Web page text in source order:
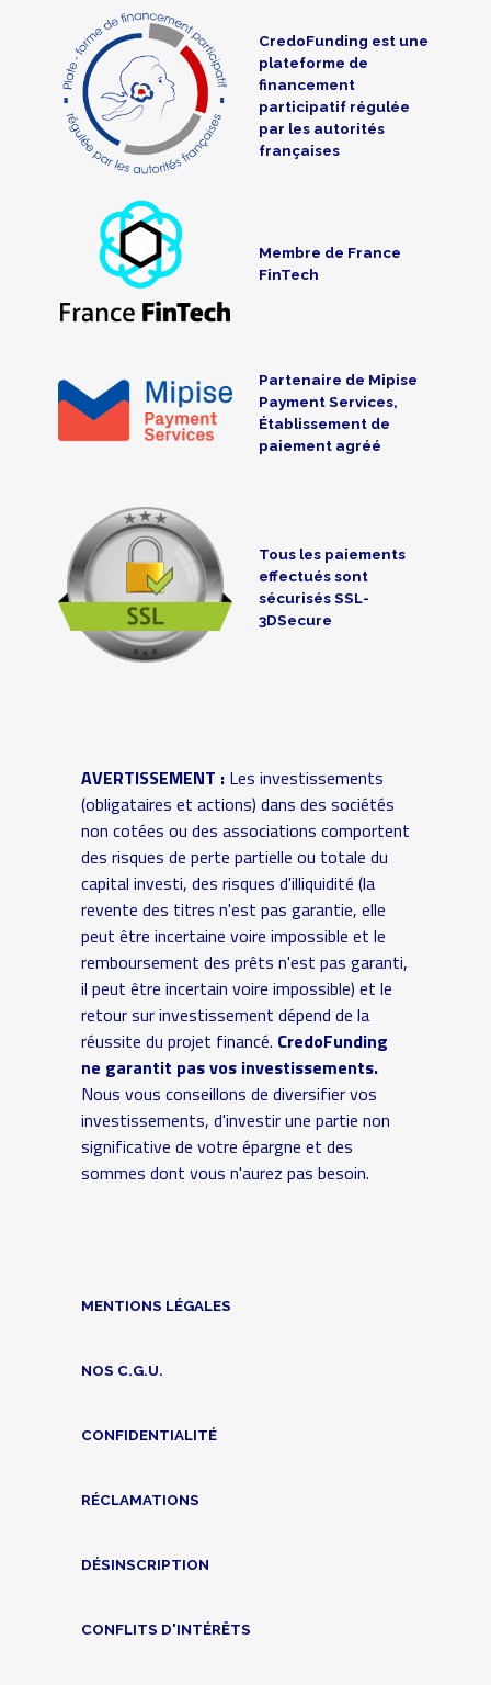
CredoFunding est une
plateforme de
financement
participatif régulée
par les autorités
françaises
Membre de France
FinTech
Partenaire de Mipise
Payment Services,
Établissement de
paiement agréé
Tous les paiements
effectués sont
sécurisés SSL-
3DSecure
AVERTISSEMENT :Les investissements
(obligataires et actions) dans des sociétés
non cotées ou des associations comportent
des risques de perte partielle ou totale du
capital investi, des risques d'illiquidité (la
revente des titres n'est pas garantie, elle
peut être incertaine voire impossible et le
remboursement des prêts n'est pas garanti,
il peut être incertain voire impossible) et le
retour sur investissement dépend de la
réussite du projet financé. CredoFunding
ne garantit pas vos investissements.
Nous vous conseillons de diversifier vos
investissements, d'investir une partie non
significative de votre épargne et des
sommes dont vous n'aurez pas besoin.
MENTIONS LÉGALES
NOS C.G.U.
CONFIDENTIALITÉ
RÉCLAMATIONS
DÉSINSCRIPTION
CONFLITS D'INTÉRÊTS